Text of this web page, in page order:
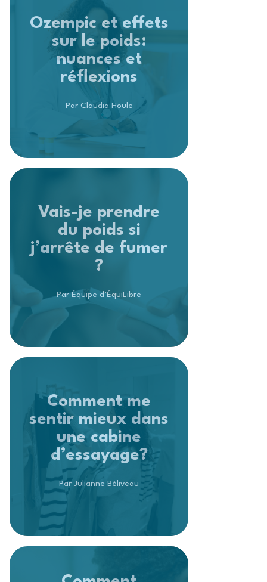
Ozempic et effets
sur le poids:
nuances et
réflexions
Par Claudia Houle
Vais-je prendre
du poids si
j’arrête de fumer
?
Par Équipe d’ÉquiLibre
Comment me
sentir mieux dans
une cabine
d’essayage?
Par Julianne Béliveau